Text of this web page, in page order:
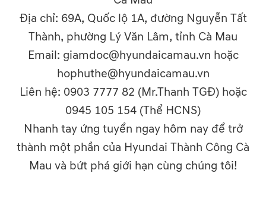
Địa chỉ: 69A, Quốc lộ 1A, đường Nguyễn Tất
Thành, phường Lý Văn Lâm, tỉnh Cà Mau
Email: giamdoc@hyundaicamau.vn hoặc
hophuthe@hyundaicamau.vn
Liên hệ: 0903 7777 82 (Mr.Thanh TGĐ) hoặc
0945 105 154 (Thể HCNS)
Nhanh tay ứng tuyển ngay hôm nay để trở
thành một phần của Hyundai Thành Công Cà
Mau và bứt phá giới hạn cùng chúng tôi!